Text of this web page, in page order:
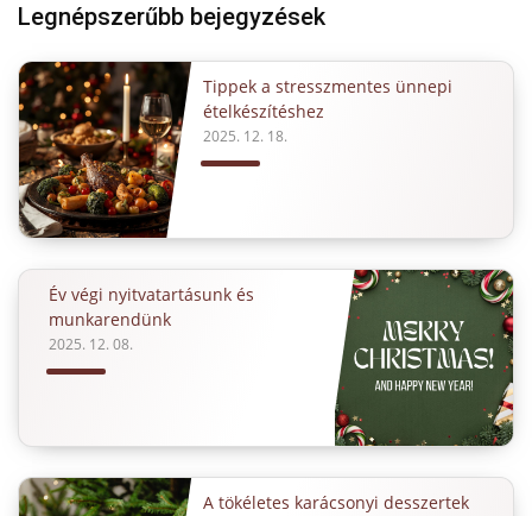
Legnépszerűbb bejegyzések
Tippek a stresszmentes ünnepi
ételkészítéshez
2025. 12. 18.
Év végi nyitvatartásunk és
munkarendünk
2025. 12. 08.
A tökéletes karácsonyi desszertek